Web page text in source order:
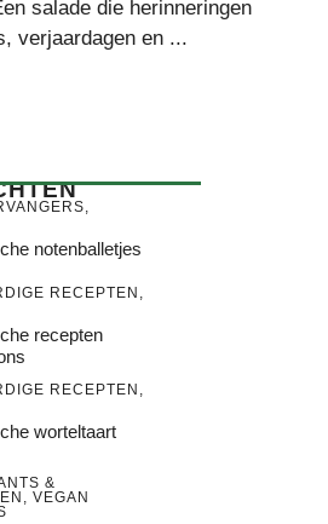
salade die herinneringen
verjaardagen en ...
,
notenballetjes
RECEPTEN ,
recepten
RECEPTEN ,
worteltaart
&
, VEGAN